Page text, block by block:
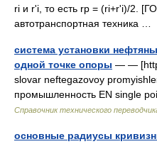
ri и r'i, то есть rp = (ri+r'i)/2.
автотранспортная техника …
система установки
одной точке опоры — —
slovar neftegazovoy
промышленность EN single
Справочник технического
основные радиусы